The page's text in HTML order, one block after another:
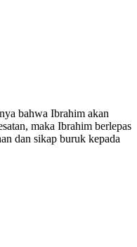
bahwa Ibrahim akan
maka Ibrahim berlepas
dan sikap buruk kepada